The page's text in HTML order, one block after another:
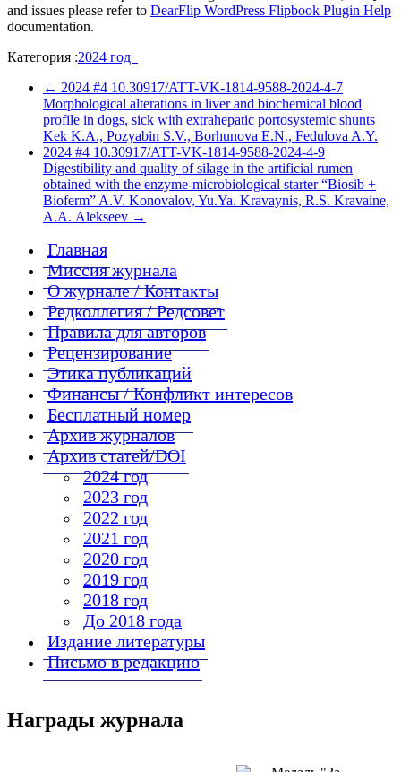
and issues please refer to DearFlip WordPress Flipbook Plugin Help
documentation.
Категория :2024 год
← 2024 #4 10.30917/ATT-VK-1814-9588-2024-4-7
Morphological alterations in liver and biochemical blood
profile in dogs, sick with extrahepatic portosystemic shunts
Kek K.A., Pozyabin S.V., Borhunova E.N., Fedulova A.Y.
2024 #4 10.30917/ATT-VK-1814-9588-2024-4-9
Digestibility and quality of silage in the artificial rumen
obtained with the enzyme-microbiological starter “Biosib +
Bioferm” A.V. Konovalov, Yu.Ya. Kravaynis, R.S. Kravaine,
А.А. Аlekseev →
Главная
Миссия журнала
О журнале / Контакты
Редколлегия / Редсовет
Правила для авторов
Рецензирование
Этика публикаций
Финансы / Конфликт интересов
Бесплатный номер
Архив журналов
Архив статей/DOI
2024 год
2023 год
2022 год
2021 год
2020 год
2019 год
2018 год
До 2018 года
Издание литературы
Письмо в редакцию
Награды журнала